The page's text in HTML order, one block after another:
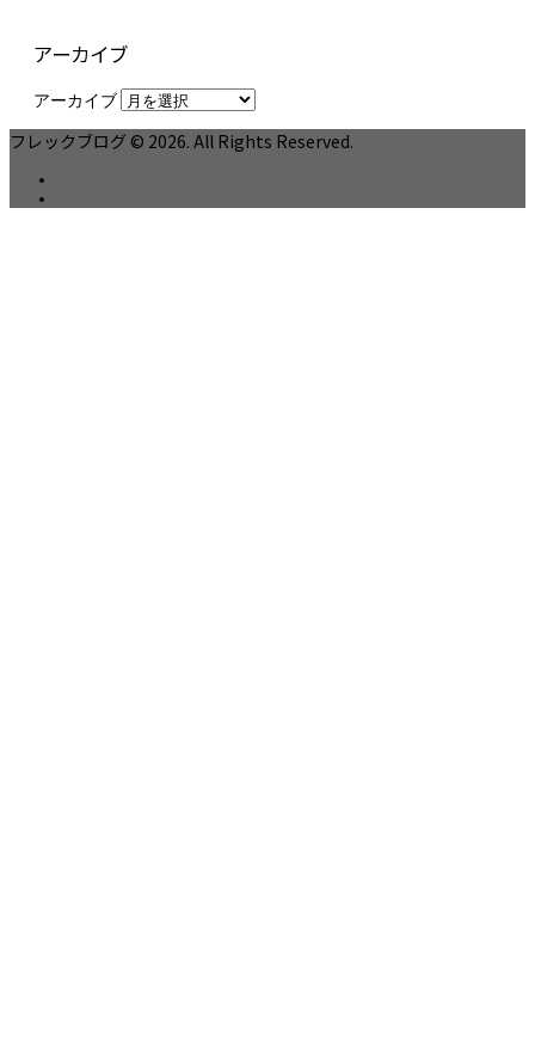
アーカイブ
アーカイブ
フレックブログ © 2026. All Rights Reserved.